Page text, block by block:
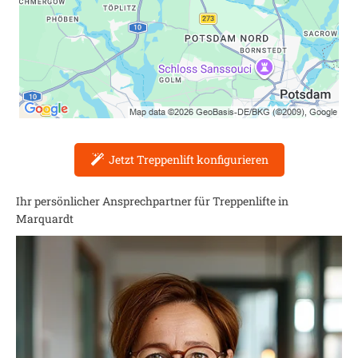
Jetzt Treppenlift konfigurieren
Ihr persönlicher Ansprechpartner für Treppenlifte in
Marquardt